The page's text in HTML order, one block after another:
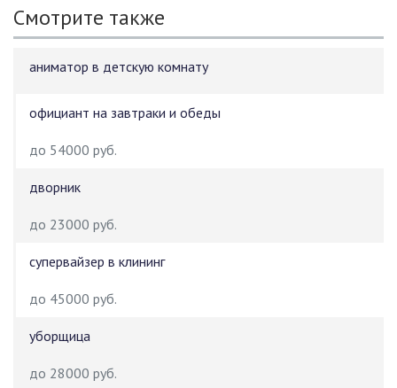
Смотрите также
аниматор в детскую комнату
официант на завтраки и обеды
до 54000 руб.
дворник
до 23000 руб.
супервайзер в клининг
до 45000 руб.
уборщица
до 28000 руб.